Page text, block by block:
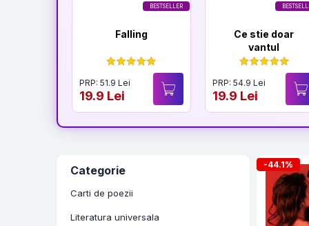
BESTSELLER
Falling
PRP: 51.9 Lei
19.9 Lei
Ce stie doar
vantul
PRP: 54.9 Lei
19.9 Lei
Categorie
Carti de poezii
Literatura universala
-44.1%